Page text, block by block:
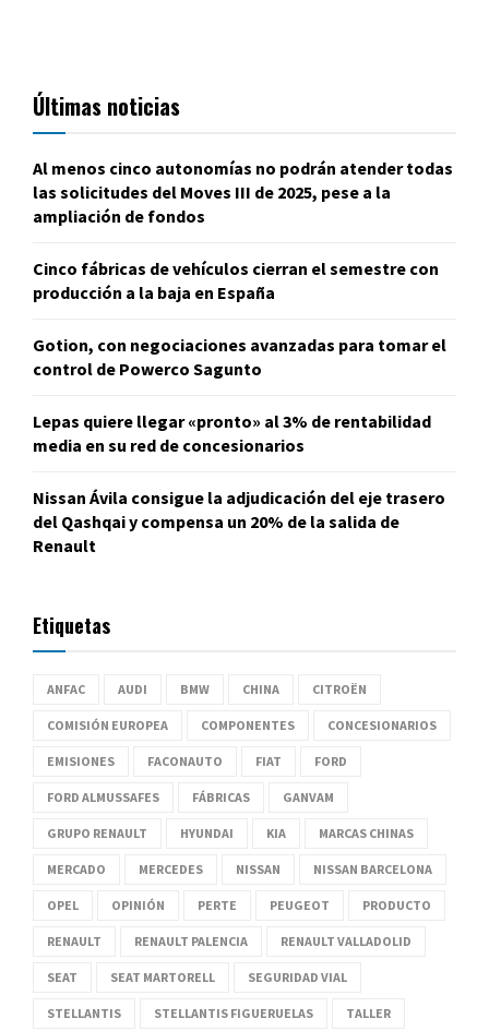
Últimas noticias
Al menos cinco autonomías no podrán atender todas
las solicitudes del Moves III de 2025, pese a la
ampliación de fondos
Cinco fábricas de vehículos cierran el semestre con
producción a la baja en España
Gotion, con negociaciones avanzadas para tomar el
control de Powerco Sagunto
Lepas quiere llegar «pronto» al 3% de rentabilidad
media en su red de concesionarios
Nissan Ávila consigue la adjudicación del eje trasero
del Qashqai y compensa un 20% de la salida de
Renault
Etiquetas
ANFAC AUDI BMW CHINA CITROËN
COMISIÓN EUROPEA COMPONENTES CONCESIONARIOS
EMISIONES FACONAUTO FIAT FORD
FORD ALMUSSAFES FÁBRICAS GANVAM
GRUPO RENAULT HYUNDAI KIA MARCAS CHINAS
MERCADO MERCEDES NISSAN NISSAN BARCELONA
OPEL OPINIÓN PERTE PEUGEOT PRODUCTO
RENAULT RENAULT PALENCIA RENAULT VALLADOLID
SEAT SEAT MARTORELL SEGURIDAD VIAL
STELLANTIS STELLANTIS FIGUERUELAS TALLER